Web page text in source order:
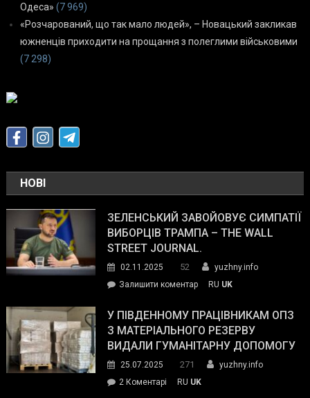
Одеса» (7 969)
«Розчарований, що так мало людей», – Новацький закликав
южненців приходити на прощання з полеглими військовими
(7 298)
НОВІ
ЗЕЛЕНСЬКИЙ ЗАВОЙОВУЄ СИМПАТІЇ
ВИБОРЦІВ ТРАМПА – THE WALL
STREET JOURNAL.
02.11.2025 52
yuzhny.info
Залишити коментарon
завойовує
симпатії
виборців
The
RU UK
У ПІВДЕННОМУ ПРАЦІВНИКАМ ОПЗ
З МАТЕРІАЛЬНОГО РЕЗЕРВУ
ВИДАЛИ ГУМАНІТАРНУ ДОПОМОГУ
25.07.2025 271
yuzhny.info
2 Коментарі
RU UK